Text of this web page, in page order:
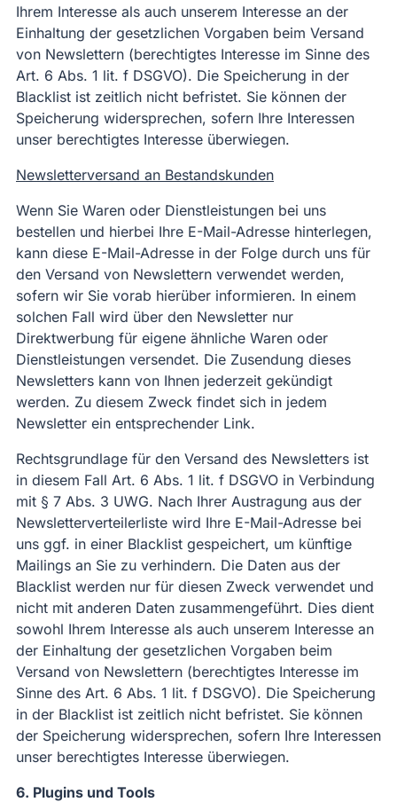
Ihrem Interesse als auch unserem Interesse an der
Einhaltung der gesetzlichen Vorgaben beim Versand
von Newslettern (berechtigtes Interesse im Sinne des
Art. 6 Abs. 1 lit. f DSGVO). Die Speicherung in der
Blacklist ist zeitlich nicht befristet. Sie können der
Speicherung widersprechen, sofern Ihre Interessen
unser berechtigtes Interesse überwiegen.
Newsletterversand an Bestandskunden
Wenn Sie Waren oder Dienstleistungen bei uns
bestellen und hierbei Ihre E-Mail-Adresse hinterlegen,
kann diese E-Mail-Adresse in der Folge durch uns für
den Versand von Newslettern verwendet werden,
sofern wir Sie vorab hierüber informieren. In einem
solchen Fall wird über den Newsletter nur
Direktwerbung für eigene ähnliche Waren oder
Dienstleistungen versendet. Die Zusendung dieses
Newsletters kann von Ihnen jederzeit gekündigt
werden. Zu diesem Zweck findet sich in jedem
Newsletter ein entsprechender Link.
Rechtsgrundlage für den Versand des Newsletters ist
in diesem Fall Art. 6 Abs. 1 lit. f DSGVO in Verbindung
mit § 7 Abs. 3 UWG. Nach Ihrer Austragung aus der
Newsletterverteilerliste wird Ihre E-Mail-Adresse bei
uns ggf. in einer Blacklist gespeichert, um künftige
Mailings an Sie zu verhindern. Die Daten aus der
Blacklist werden nur für diesen Zweck verwendet und
nicht mit anderen Daten zusammengeführt. Dies dient
sowohl Ihrem Interesse als auch unserem Interesse an
der Einhaltung der gesetzlichen Vorgaben beim
Versand von Newslettern (berechtigtes Interesse im
Sinne des Art. 6 Abs. 1 lit. f DSGVO). Die Speicherung
in der Blacklist ist zeitlich nicht befristet. Sie können
der Speicherung widersprechen, sofern Ihre Interessen
unser berechtigtes Interesse überwiegen.
6. Plugins und Tools